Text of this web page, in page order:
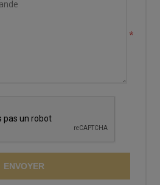
*
ENVOYER